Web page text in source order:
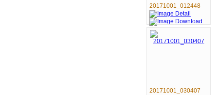
20171001_012448
20171001_030407